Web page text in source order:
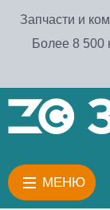
Запчасти и
Более 8 500
МЕНЮ